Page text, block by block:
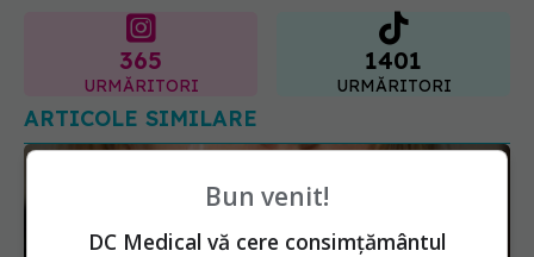
365
URMĂRITORI
1401
URMĂRITORI
ARTICOLE SIMILARE
Bun venit!
DC Medical vă cere consimțământul